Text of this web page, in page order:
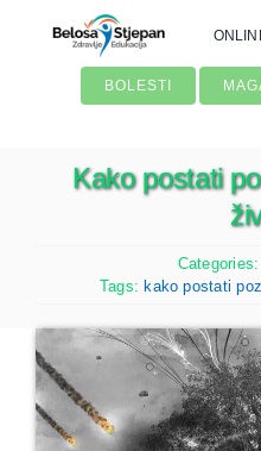
BOLESTI
Kako postati
Categories:
Tags:kako postati